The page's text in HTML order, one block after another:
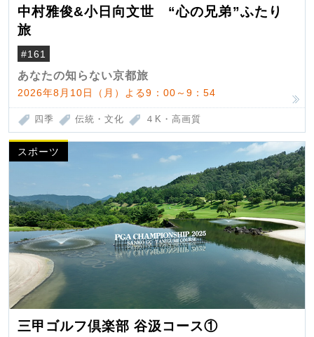
中村雅俊&小日向文世 “心の兄弟”ふたり
旅
#161
あなたの知らない京都旅
2026年8月10日（月）よる9：00～9：54
四季 伝統・文化 ４K・高画質
スポーツ
三甲ゴルフ倶楽部 谷汲コース①